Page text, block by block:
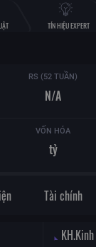
TÍN HIỆU EXPERT
RS (52 TUẦN)
N/A
VỐN HÓA
tỷ
Tài chính